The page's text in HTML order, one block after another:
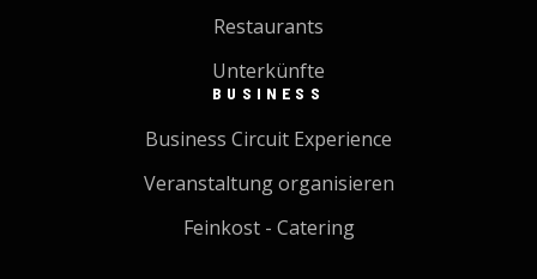
Restaurants
Unterkünfte
BUSINESS
Business Circuit Experience
Veranstaltung organisieren
Feinkost - Catering